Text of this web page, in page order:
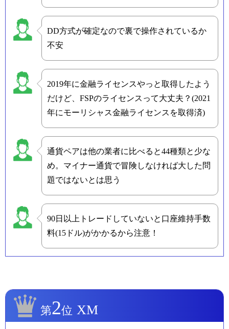
DD方式が確定なので裏で操作されているか
不安
2019年に金融ライセンスやっと取得したよう
だけど、FSPのライセンスって大丈夫？(2021
年にモーリシャス金融ライセンスを取得済)
通貨ペアは他の業者に比べると44種類と少な
め。マイナー通貨で冒険しなければ大した問
題ではないとは思う
90日以上トレードしていないと口座維持手数
料(15ドル)がかかるから注意！
第2位 XM